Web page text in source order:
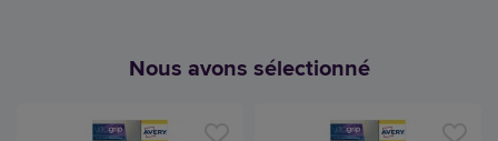
Nous avons sélectionné